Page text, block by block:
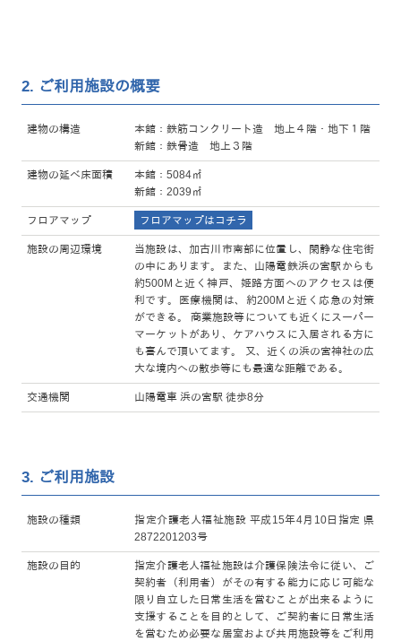
2. ご利用施設の概要
建物の構造
本館：鉄筋コンクリート造 地上４階・地下１階
新館：鉄骨造 地上３階
建物の延べ床面積
本館：5084㎡
新館：2039㎡
フロアマップ フロアマップはコチラ
施設の周辺環境
当施設は、加古川市南部に位置し、閑静な住宅街
の中にあります。また、山陽電鉄浜の宮駅からも
約500Mと近く神戸、姫路方面へのアクセスは便
利です。医療機関は、約200Mと近く応急の対策
ができる。 商業施設等についても近くにスーパー
マーケットがあり、ケアハウスに入居される方に
も喜んで頂いてます。 又、近くの浜の宮神社の広
大な境内への散歩等にも最適な距離である。
交通機関 山陽電車 浜の宮駅 徒歩8分
3. ご利用施設
施設の種類
指定介護老人福祉施設 平成15年4月10日指定 県
2872201203号
施設の目的
指定介護老人福祉施設は介護保険法令に従い、ご
契約者（利用者）がその有する能力に応じ可能な
限り自立した日常生活を営むことが出来るように
支援することを目的として、ご契約者に日常生活
を営むため必要な居室および共用施設等をご利用